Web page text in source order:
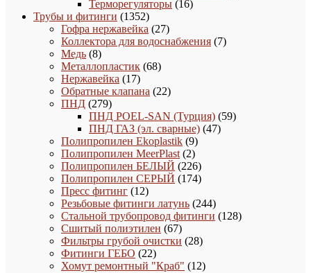
Терморегуляторы 1616
Трубы и фитинги 13521352
товара
Гофра нержавейка 2727
товаров
Коллектора для водоснабжения 77
Медь 88
товаров
Металлопластик 6868
Нержавейка 1717
товаров
Обратные клапана 2222
ПНД 279279
товаров
ПНД POEL-SAN (Турция) 5959
ПНД ГАЗ (эл. сварные) 4747
Полипропилен Ekoplastik 99
товаров
Полипропилен MeerPlast 22
товара
Полипропилен БЕЛЫЙ 226226
товаров
Полипропилен СЕРЫЙ 174174
Пресс фитинг 1212
товаров
Резьбовые фитинги латунь 244244
товара
Стальной трубопровод фитинги 128128
Сшитый полиэтилен 6767
товаров
Фильтры грубой очистки 2828
Фитинги ГЕБО 2222
товара
Хомут ремонтный "Краб" 1212